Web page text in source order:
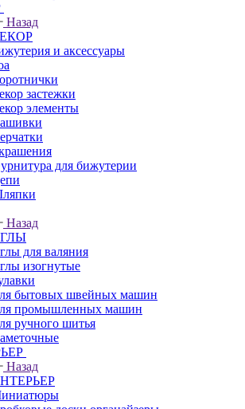
Назад
и аксессуары
застежки
элементы
для бижутерии
Назад
для валяния
изогнутые
бытовых швейных машин
промышленных машин
ручного шитья
Назад